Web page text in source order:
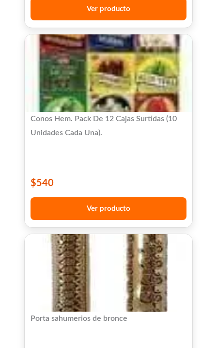
Ver producto
Conos Hem. Pack De 12 Cajas Surtidas (10
Unidades Cada Una).
$540
Ver producto
Porta sahumerios de bronce